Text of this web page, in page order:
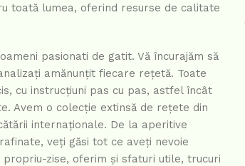
toată lumea, oferind resurse de calitate
pasionati de gatit. Vă încurajăm să
amănunțit fiecare rețetă. Toate
cu instrucțiuni pas cu pas, astfel încât
Avem o colecție extinsă de rețete din
internaționale. De la aperitive
veți găsi tot ce aveți nevoie
zise, oferim și sfaturi utile, trucuri